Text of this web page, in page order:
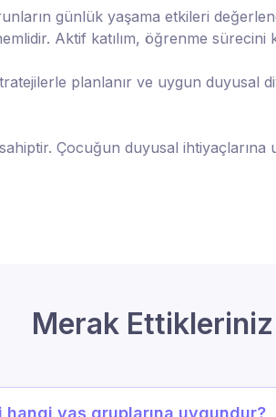
günlük yaşama etkileri
Aktif katılım, öğrenme
planlanır ve uygun duyusal
Çocuğun duyusal
Merak Ettikleriniz
yaş gruplarına uygundur?